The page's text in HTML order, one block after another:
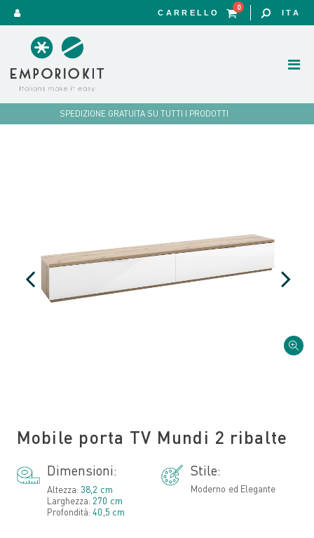
SPEDIZIONE GRATUITA SU TUTTI I PRODOTTI
CARRELLO
0
ITA
Mobile porta TV Mundi 2 ribalte
Dimensioni:
Altezza: 38,2 cm
Larghezza: 270 cm
Profondità:40,5 cm
Stile:
Moderno ed Elegante